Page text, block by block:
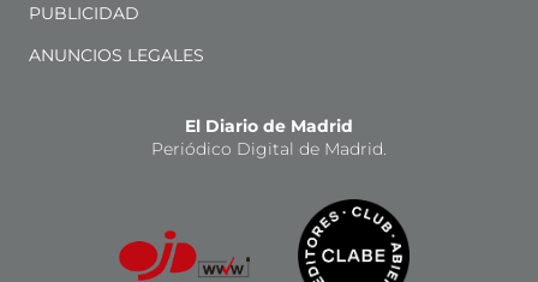
PUBLICIDAD
ANUNCIOS LEGALES
El Diario de Madrid
Periódico Digital de Madrid.